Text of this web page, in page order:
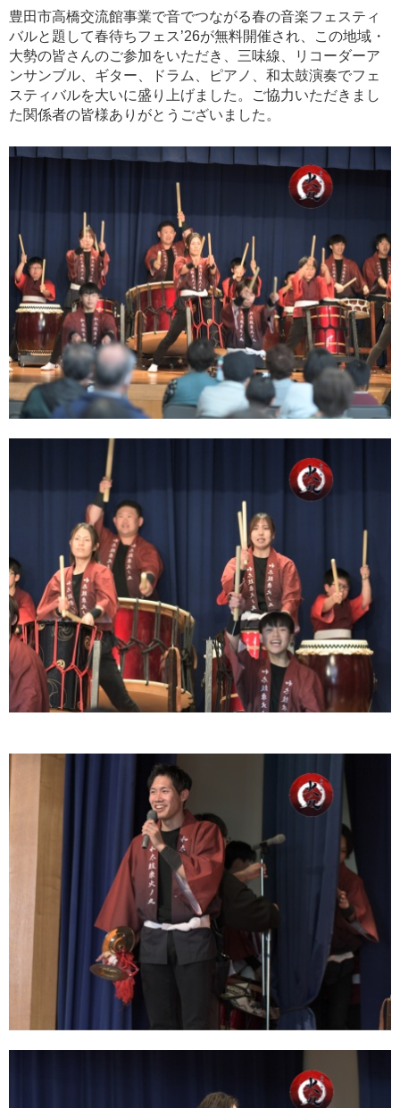
豊田市高橋交流館事業で音でつながる春の音楽フェスティ
バルと題して春待ちフェス’26が無料開催され、この地域・
大勢の皆さんのご参加をいただき、三味線、リコーダーア
ンサンブル、ギター、ドラム、ピアノ、和太鼓演奏でフェ
スティバルを大いに盛り上げました。ご協力いただきまし
た関係者の皆様ありがとうございました。